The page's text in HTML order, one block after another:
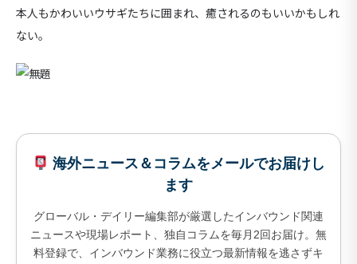
海外
本人もかわいいウサギたちに囲まれ、癒されるのもいいかもしれ
ない。
海外ニュース＆コラムをメールでお届けし
ます
グローバル・デイリー編集部が厳選したインバウンド関連
ニュースや現場レポート、独自コラムを毎月2回お届け。無
料登録で、インバウンド業務に役立つ最新情報を逃さずキ